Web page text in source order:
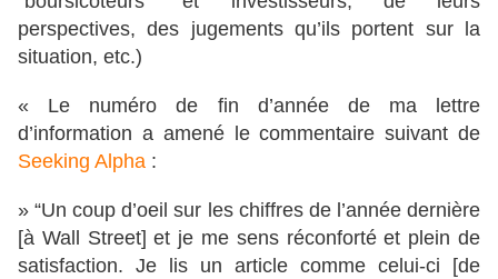
perspectives, des jugements qu’ils portent sur la
situation, etc.)
« Le numéro de fin d’année de ma lettre
d’information a amené le commentaire suivant de
Seeking Alpha :
» “Un coup d’oeil sur les chiffres de l’année dernière
[à Wall Street] et je me sens réconforté et plein de
satisfaction. Je lis un article comme celui-ci [de